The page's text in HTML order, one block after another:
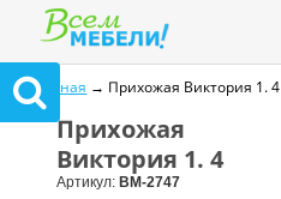
Главная → Прихожая Виктория 1. 4
Прихожая
Виктория 1. 4
Артикул: ВМ-2747